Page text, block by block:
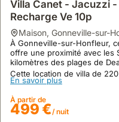
Villa Canet - Jacuzzi
Recharge Ve 10p
maison, Gonneville-sur-
À Gonneville-sur-Honfleur,
offre une proximité avec les
kilomètres des plages de
Cette location de villa de
personnes dans ses 5
incluant sauna et jacuzzi
la vallée.
En savoir plus
À partir de
499 €/ nuit